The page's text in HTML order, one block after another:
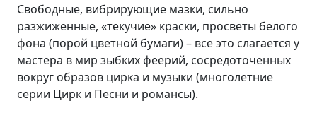
Свободные, вибрирующие мазки, сильно
разжиженные, «текучие» краски, просветы белого
фона (порой цветной бумаги) – все это слагается у
мастера в мир зыбких феерий, сосредоточенных
вокруг образов цирка и музыки (многолетние
серии Цирк и Песни и романсы).